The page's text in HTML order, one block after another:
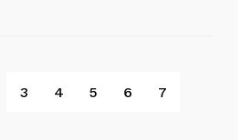
3 4 5 6 7